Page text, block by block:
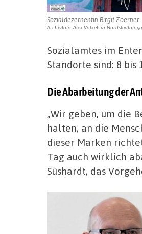
Sozialdezernentin Birgit Zoerner
Archivfoto: Alex Völkel für
Sozialamtes im
Standorte sind: 8 bis
Die Abarbeitung der
„Wir geben, um die
halten, an die
dieser Marken
Tag auch wirklich
Süshardt, das